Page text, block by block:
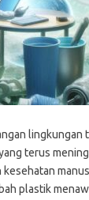
lingkungan
terus
plastik